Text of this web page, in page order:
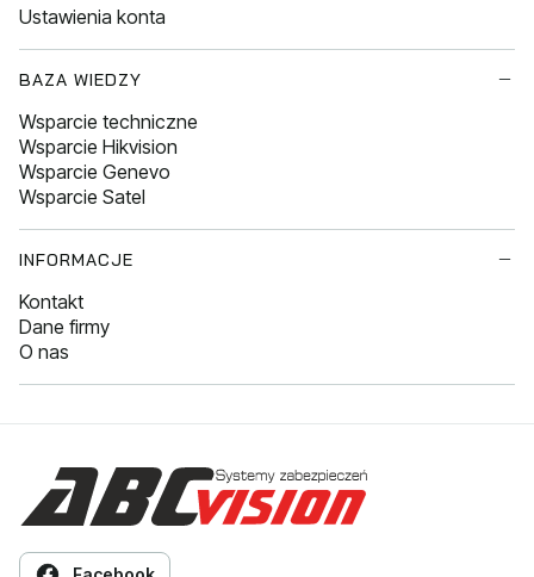
Ustawienia konta
BAZA WIEDZY
Wsparcie techniczne
Wsparcie Hikvision
Wsparcie Genevo
Wsparcie Satel
INFORMACJE
Kontakt
Dane firmy
O nas